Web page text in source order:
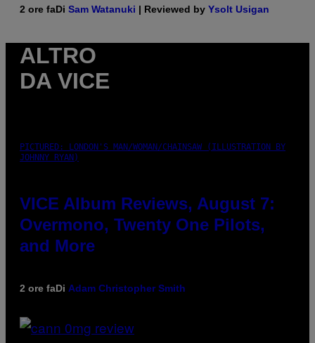
2 ore faDi Sam Watanuki | Reviewed by Ysolt Usigan
ALTRO
DA VICE
PICTURED: LONDON'S MAN/WOMAN/CHAINSAW (ILLUSTRATION BY
JOHNNY RYAN)
VICE Album Reviews, August 7:
Overmono, Twenty One Pilots,
and More
2 ore faDi Adam Christopher Smith